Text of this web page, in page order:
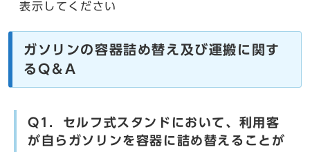
表示してください
ガソリンの容器詰め替え及び運搬に関す
るQ＆A
Q1．セルフ式スタンドにおいて、利用客
が自らガソリンを容器に詰め替えることが